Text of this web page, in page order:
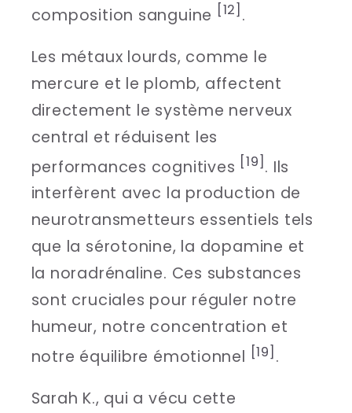
composition sanguine [12] .
Les métaux lourds, comme le
mercure et le plomb, affectent
directement le système nerveux
central et réduisent les
performances cognitives [19] . Ils
interfèrent avec la production de
neurotransmetteurs essentiels tels
que la sérotonine, la dopamine et
la noradrénaline. Ces substances
sont cruciales pour réguler notre
humeur, notre concentration et
notre équilibre émotionnel [19] .
Sarah K., qui a vécu cette